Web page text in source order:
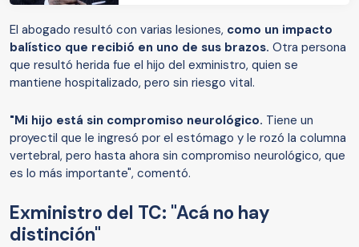
El abogado resultó con varias lesiones, como un impacto
balístico que recibió en uno de sus brazos. Otra persona
que resultó herida fue el hijo del exministro, quien se
mantiene hospitalizado, pero sin riesgo vital.
"Mi hijo está sin compromiso neurológico. Tiene un
proyectil que le ingresó por el estómago y le rozó la columna
vertebral, pero hasta ahora sin compromiso neurológico, que
es lo más importante", comentó.
Exministro del TC: "Acá no hay
distinción"